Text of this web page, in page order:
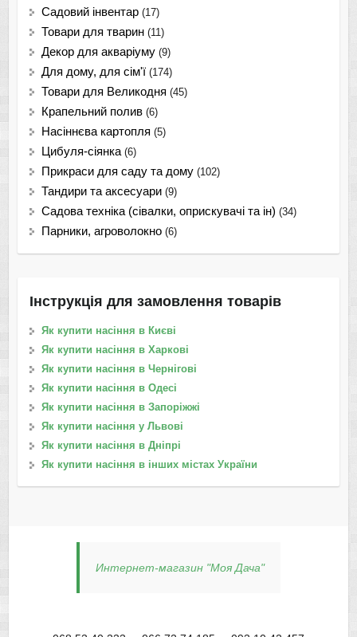
Садовий інвентар (17)
Товари для тварин (11)
Декор для акваріуму (9)
Для дому, для сім'ї (174)
Товари для Великодня (45)
Крапельний полив (6)
Насіннєва картопля (5)
Цибуля-сіянка (6)
Прикраси для саду та дому (102)
Тандири та аксесуари (9)
Садова техніка (сівалки, оприскувачі та ін) (34)
Парники, агроволокно (6)
Інструкція для замовлення товарів
Як купити насіння в Києві
Як купити насіння в Харкові
Як купити насіння в Чернігові
Як купити насіння в Одесі
Як купити насіння в Запоріжжі
Як купити насіння у Львові
Як купити насіння в Дніпрі
Як купити насіння в інших містах України
Интернет-магазин "Моя Дача"